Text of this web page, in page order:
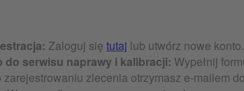
Zaloguj się tutaj lub utwórz nowe konto.
do serwisu naprawy i kalibracji: Wypełnij
zarejestrowaniu zlecenia otrzymasz e-mailem